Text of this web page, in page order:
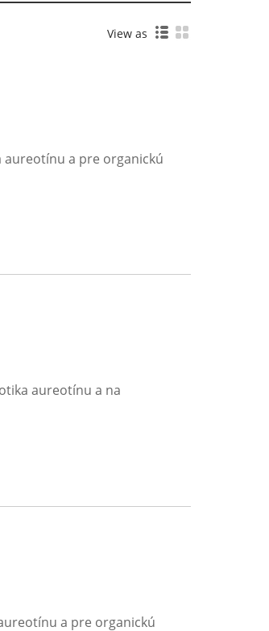
View as
aureotínu a pre organickú
aureotínu a na
a pre organickú